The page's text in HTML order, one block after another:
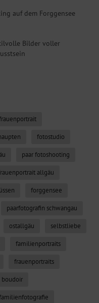
auf dem Forggensee
Bilder voller
fotostudio
paar fotoshooting
allgäu
forggensee
paarfotografin schwangau
ostallgäu selbstliebe
familienportraits
frauenportraits
boudoir